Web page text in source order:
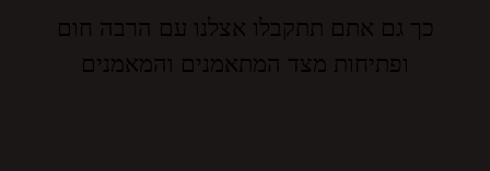
כך גם אתם תתקבלו אצלנו עם הרבה חום
ופתיחות מצד המתאמנים והמאמנים